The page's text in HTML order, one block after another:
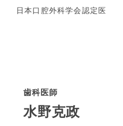
日本口腔外科学会認定医
歯科医師
水野克政